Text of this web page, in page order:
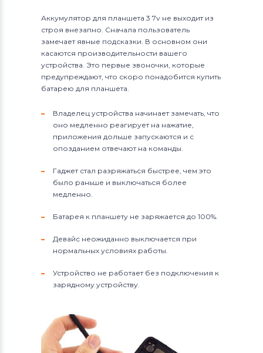
Аккумулятор для планшета 3 7v не выходит из
строя внезапно. Сначала пользователь
замечает явные подсказки. В основном они
касаются производительности вашего
устройства. Это первые звоночки, которые
предупреждают, что скоро понадобится купить
батарею для планшета.
Владелец устройства начинает замечать, что
оно медленно реагирует на нажатие,
приложения дольше запускаются и с
опозданием отвечают на команды.
Гаджет стал разряжаться быстрее, чем это
было раньше и выключаться более
медленно.
Батарея к планшету не заряжается до 100%.
Девайс неожиданно выключается при
нормальных условиях работы.
Устройство не работает без подключения к
зарядному устройству.